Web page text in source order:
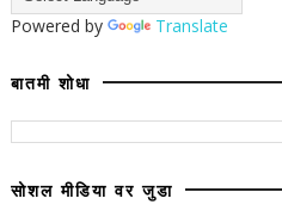
Powered by Translate
बातमी शोधा
सोशल मीडिया वर जुडा